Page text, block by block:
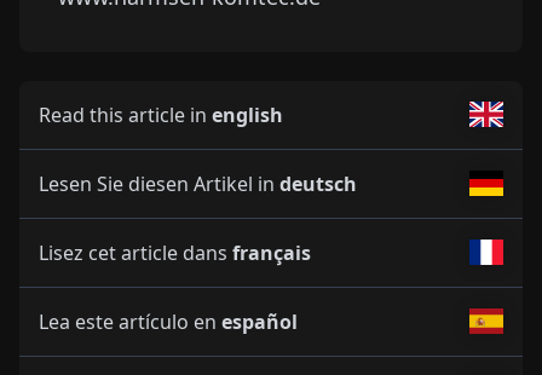
Read this article in english
Lesen Sie diesen Artikel in deutsch
Lisez cet article dans français
Lea este artículo en español